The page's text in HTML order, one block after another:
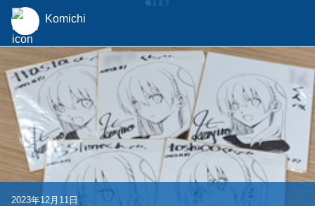
Komichi
2023年12月11日